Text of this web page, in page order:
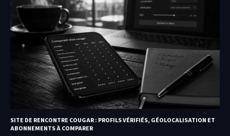
SITE DE RENCONTRE COUGAR : PROFILS VÉRIFIÉS, GÉOLOCALISATION ET
ABONNEMENTS À COMPARER